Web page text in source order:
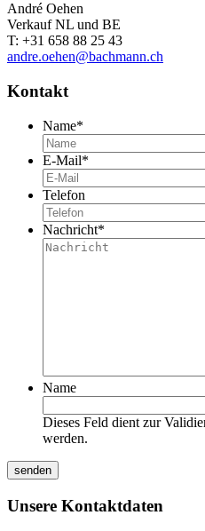
André Oehen
Verkauf NL und BE
T: +31 658 88 25 43
andre.oehen@bachmann.ch
Kontakt
Name*
E-Mail*
Telefon
Nachricht*
Name
Dieses Feld dient zur
werden.
Unsere Kontaktdaten